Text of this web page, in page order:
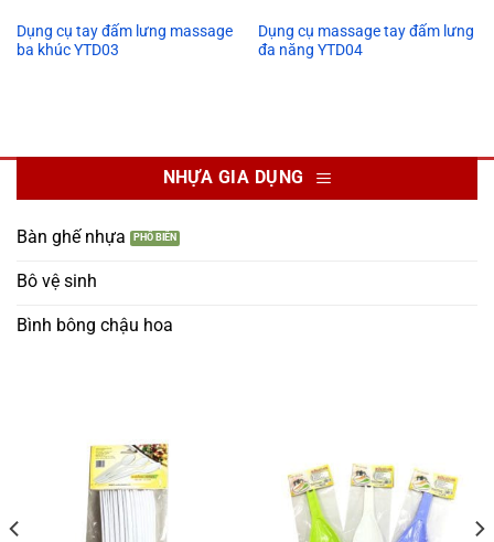
Dụng cụ tay đấm lưng massage
ba khúc YTD03
Dụng cụ massage tay đấm lưng
đa năng YTD04
NHỰA GIA DỤNG
Bàn ghế nhựa
Bô vệ sinh
Bình bông chậu hoa